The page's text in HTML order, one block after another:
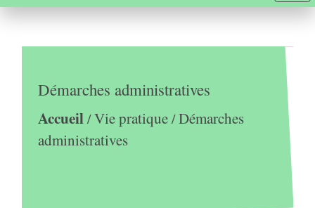
Démarches administratives
Accueil/Vie pratique/Démarches
administratives